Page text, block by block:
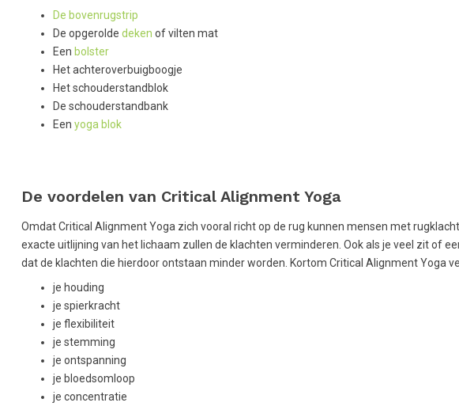
De bovenrugstrip
De opgerolde deken of vilten mat
Een bolster
Het achteroverbuigboogje
Het schouderstandblok
De schouderstandbank
Een yoga blok
De voordelen van Critical Alignment Yoga
Omdat Critical Alignment Yoga zich vooral richt op de rug kunnen mensen met
exacte uitlijning van het lichaam zullen de klachten verminderen. Ook als je veel zit of
dat de klachten die hierdoor ontstaan minder worden. Kortom Critical Alignment Yoga
je houding
je spierkracht
je flexibiliteit
je stemming
je ontspanning
je bloedsomloop
je concentratie